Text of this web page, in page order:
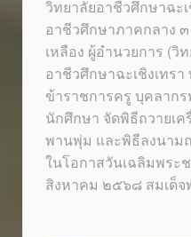
วิทยาลัยอาชีวศึกษาฉะ
อาชีวศึกษาภาคกลาง
เหลือง ผู้อำนวยการ (วิ
อาชีวศึกษาฉะเชิงเทร
ข้าราชการครู บุคลาก
นักศึกษา จัดพิธีถวายเค
พานพุ่ม และพิธีลงนาม
ในโอกาสวันเฉลิมพร
สิงหาคม ๒๕๖๘ สมเด็จ